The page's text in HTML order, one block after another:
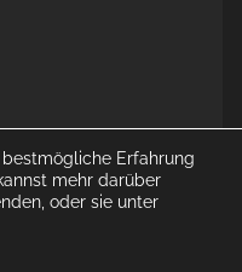
Hamburg
Erfahrung
mehr darüber
oder sie unter